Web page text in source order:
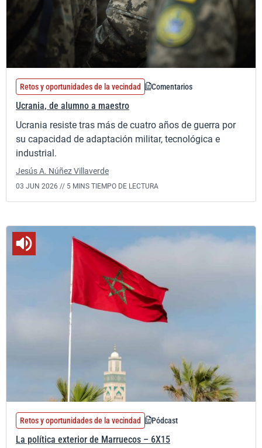
Retos y oportunidades de la vecindad Comentarios
Ucrania, de alumno a maestro
Ucrania resiste tras más de cuatro años de guerra por
su capacidad de adaptación militar, tecnológica e
industrial.
Jesús A. Núñez Villaverde
03 JUN 2026 // 5 MINS TIEMPO DE LECTURA
Retos y oportunidades de la vecindad Pódcast
La política exterior de Marruecos – 6X15